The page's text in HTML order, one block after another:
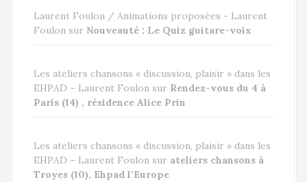
Laurent Foulon / Animations proposées - Laurent
Foulon sur Nouveauté : Le Quiz guitare-voix
Les ateliers chansons « discussion, plaisir » dans les
EHPAD – Laurent Foulon sur Rendez-vous du 4 à
Paris (14) , résidence Alice Prin
Les ateliers chansons « discussion, plaisir » dans les
EHPAD – Laurent Foulon sur ateliers chansons à
Troyes (10), Ehpad l’Europe